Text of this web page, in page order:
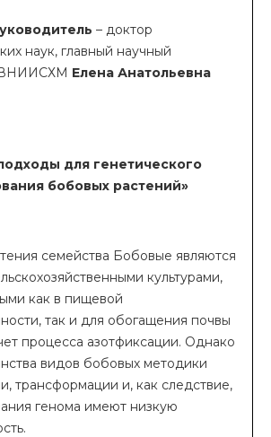
– доктор
наук, главный научный
ВНИИСХМ Елена Анатольевна
для генетического
бобовых растений»
семейства Бобовые являются
культурами,
как в пищевой
так и для обогащения почвы
процесса азотфиксации. Однако
видов бобовых методики
трансформации и, как следствие,
генома имеют низкую